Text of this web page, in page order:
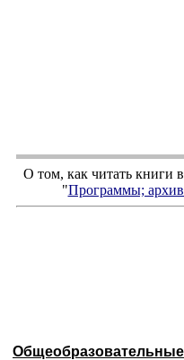
О том, как читать книги
"Программы;
Общеобразовательные